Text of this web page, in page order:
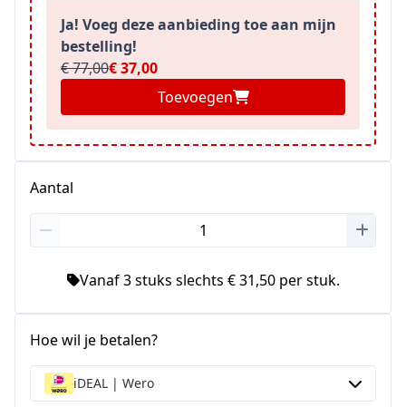
Ja! Voeg deze aanbieding toe aan mijn
bestelling!
€ 77,00€ 37,00
Toevoegen
Aantal
Vanaf 3 stuks slechts € 31,50 per stuk.
Hoe wil je betalen?
iDEAL | Wero